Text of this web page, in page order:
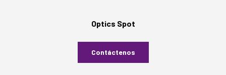
Optics Spot
Contáctenos